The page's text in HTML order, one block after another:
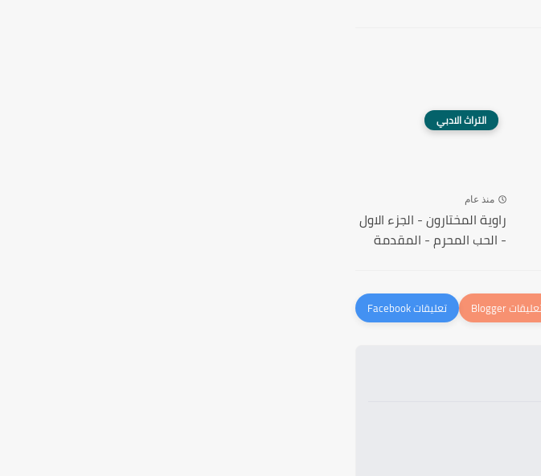
التراث الادبي
منذ عام
راوية المختارون - الجزء الاول
- الحب المحرم - المقدمة